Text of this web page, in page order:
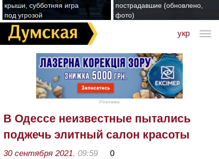
крыши, субботняя игра
под угрозой
пострадавшие (обновлено,
фото)
укр
Реклама
В Одессе неизвестные пытались
поджечь элитный салон красоты
30 сентября 2021, 09:59 0